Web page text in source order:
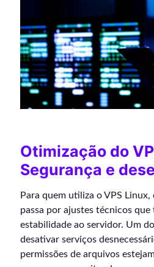
Otimização do
Segurança e
Para quem utiliza o VPS
passa por ajustes técnicos que
estabilidade ao servidor. Um
desativar serviços
permissões de arquivos